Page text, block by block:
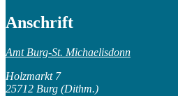
Anschrift
Amt Burg-St. Michaelisdonn
Holzmarkt 7
25712 Burg (Dithm.)